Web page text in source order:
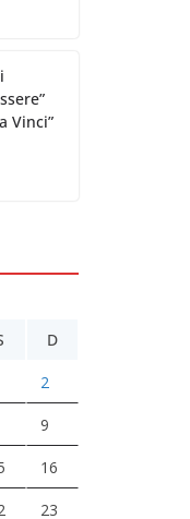
Vinci”
D
2
9
16
23